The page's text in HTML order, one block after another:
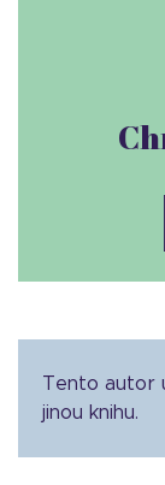
Tento autor
jinou knihu.